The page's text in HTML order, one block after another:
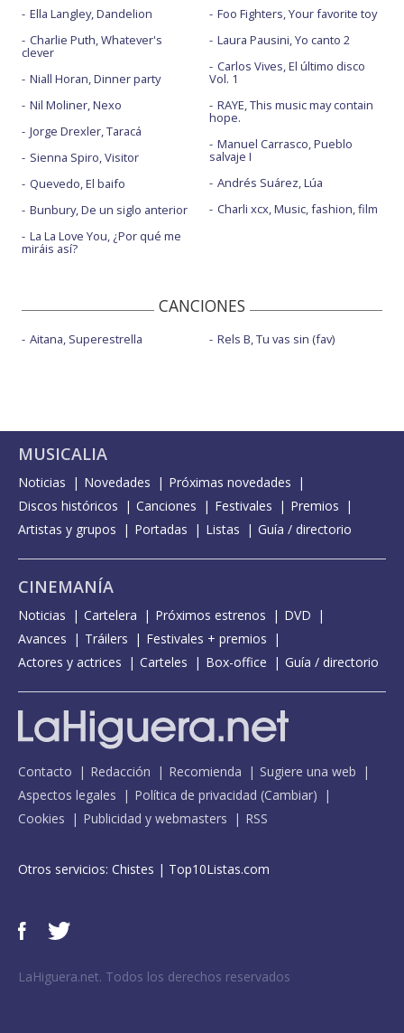
Ella Langley, Dandelion
Charlie Puth, Whatever's
clever
Niall Horan, Dinner party
Nil Moliner, Nexo
Jorge Drexler, Taracá
Sienna Spiro, Visitor
Quevedo, El baifo
Bunbury, De un siglo anterior
La La Love You, ¿Por qué me
miráis así?
Foo Fighters, Your favorite toy
Laura Pausini, Yo canto 2
Carlos Vives, El último disco
Vol. 1
RAYE, This music may contain
hope.
Manuel Carrasco, Pueblo
salvaje I
Andrés Suárez, Lúa
Charli xcx, Music, fashion, film
CANCIONES
Aitana, Superestrella Rels B, Tu vas sin (fav)
MUSICALIA
Noticias Novedades
Próximas novedades
Discos históricos
Canciones Festivales
Premios
Artistas y grupos
Portadas Listas Guía / directorio
CINEMANÍA
Noticias Cartelera Próximos estrenos
DVD
Avances
Tráilers
Festivales + premios
Actores y actrices
Carteles Box-office Guía / directorio
Contacto Redacción Recomienda
Sugiere una web
Aspectos legales
Política de privacidad (Cambiar)
Cookies
Publicidad y webmasters RSS
Otros servicios: Chistes | Top10Listas.com
LaHiguera.net. Todos los derechos reservados